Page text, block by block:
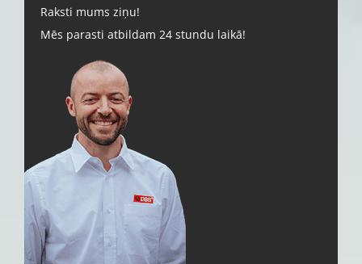
Raksti mums ziņu!
Mēs parasti atbildam 24 stundu laikā!